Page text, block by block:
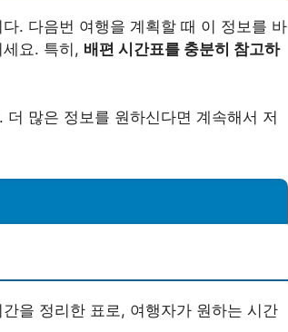
. 다음번 여행을 계획할 때 이 정보를 바
요. 특히, 배편 시간표를 충분히 참고하
많은 정보를 원하신다면 계속해서 저
을 정리한 표로, 여행자가 원하는 시간